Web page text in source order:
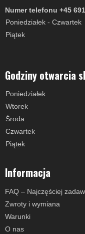
Numer telefonu +45
Poniedziałek - Czwartek
Piątek
Godziny otwarcia
Poniedziałek
Wtorek
Środa
Czwartek
Piątek
Informacja
FAQ – Najczęściej
Zwroty i wymiana
Warunki
O nas